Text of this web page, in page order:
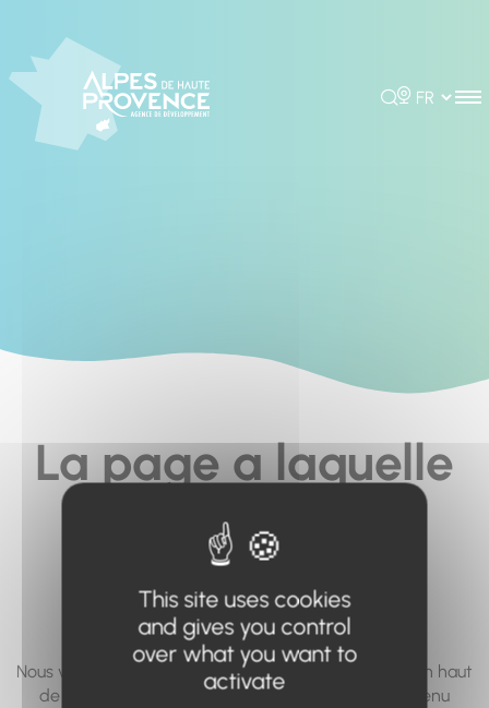
Rechercher
Choisir la
La page a laquelle
vous cherchez à
accéder n'existe
pas... ou plus.
Nous vous invitons à utiliser le moteur de recherche en haut
de page, ou à utiliser le menu pour trouver le contenu
This site uses cookies
and gives you control
over what you want to
activate